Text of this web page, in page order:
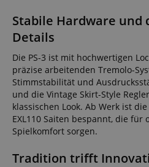
Stabile Hardware und
Details
Die PS-3 ist mit hochwertigen
präzise arbeitenden Tremolo-
Stimmstabilität und
und die Vintage Skirt-Style
klassischen Look. Ab Werk ist
EXL110 Saiten bespannt, die für
Spielkomfort sorgen.
Tradition trifft